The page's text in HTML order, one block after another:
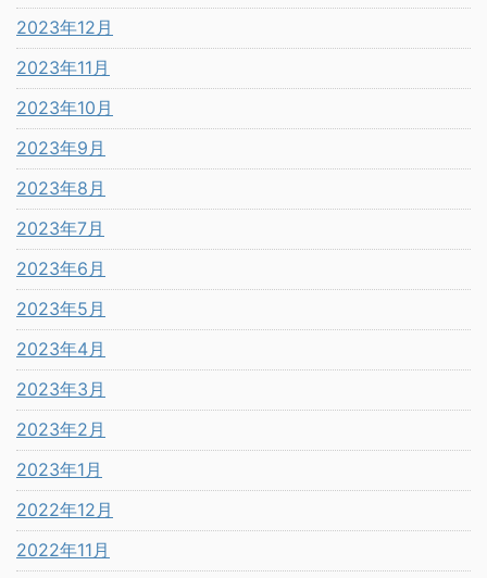
2023年12月
2023年11月
2023年10月
2023年9月
2023年8月
2023年7月
2023年6月
2023年5月
2023年4月
2023年3月
2023年2月
2023年1月
2022年12月
2022年11月